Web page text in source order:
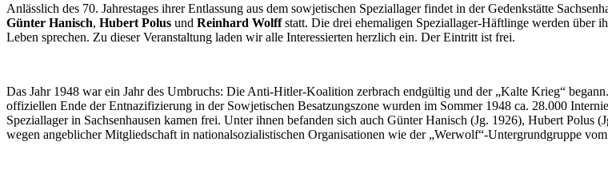
Anlässlich des 70. Jahrestages ihrer Entlassung aus dem sowjetischen Speziallager findet in der Gedenkstätte
Günter Hanisch, Hubert Polus und Reinhard Wolffstatt. Die drei ehemaligen Speziallager-Häftlinge werden über
Leben sprechen. Zu dieser Veranstaltung laden wir alle Interessierten herzlich ein. Der Eintritt ist frei.
Das Jahr 1948 war ein Jahr des Umbruchs: Die Anti-Hitler-Koalition zerbrach endgültig und der „Kalte Krieg“
offiziellen Ende der Entnazifizierung in der Sowjetischen Besatzungszone wurden im Sommer 1948 ca. 28.000
Speziallager in Sachsenhausen kamen frei. Unter ihnen befanden sich auch Günter Hanisch (Jg. 1926), Hubert
wegen angeblicher Mitgliedschaft in nationalsozialistischen Organisationen wie der „Werwolf“-Untergrundgruppe